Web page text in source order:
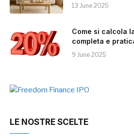
13 June 2025
Come si calcola
completa e
9 June 2025
LE NOSTRE SCELTE